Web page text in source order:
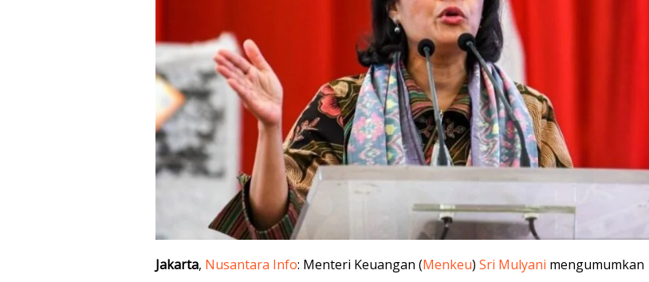
Jakarta, Nusantara Info: Menteri Keuangan (Menkeu) Sri Mulyani mengumumkan